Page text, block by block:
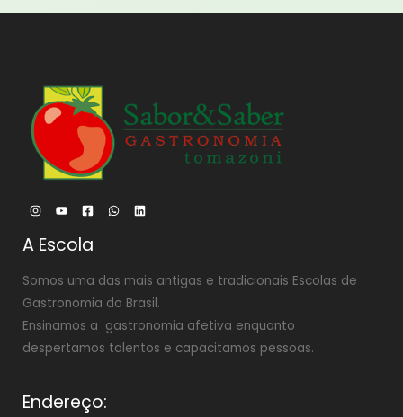
A Escola
Somos uma das mais antigas e tradicionais Escolas de
Gastronomia do Brasil.
Ensinamos a gastronomia afetiva enquanto
despertamos talentos e capacitamos pessoas.
Endereço: